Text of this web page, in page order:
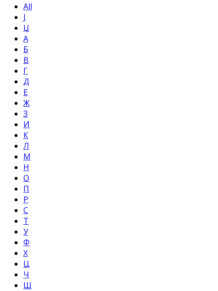
All
Ј
Џ
А
Б
В
Г
Д
Е
Ж
З
И
К
Л
М
Н
О
П
Р
С
Т
У
Ф
Х
Ц
Ч
Ш